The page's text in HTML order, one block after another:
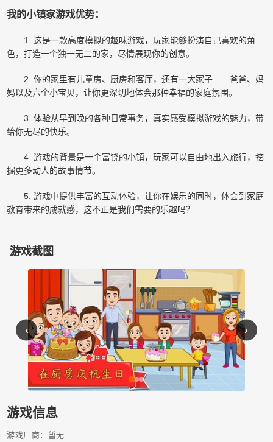
我的小镇家游戏优势：
1. 这是一款高度模拟的趣味游戏，玩家能够扮演自己喜欢的角
色，打造一个独一无二的家，尽情展现你的创意。
2. 你的家里有儿童房、厨房和客厅，还有一大家子——爸爸、妈
妈以及六个小宝贝，让你更深切地体会那种幸福的家庭氛围。
3. 体验从早到晚的各种日常事务，真实感受模拟游戏的魅力，带
给你无尽的快乐。
4. 游戏的背景是一个富饶的小镇，玩家可以自由地出入旅行，挖
掘更多动人的故事情节。
5. 游戏中提供丰富的互动体验，让你在娱乐的同时，体会到家庭
教育带来的成就感，这不正是我们需要的乐趣吗？
游戏截图
‹ ›
游戏信息
游戏厂商：暂无